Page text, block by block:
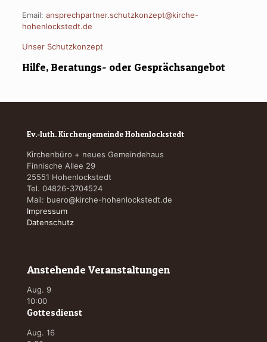
Email: ansprechpartner.schutzkonzept@kirche-
hohenlockstedt.de
Unser Schutzkonzept
Hilfe, Beratungs- oder Gesprächsangebot
Ev.-luth. Kirchengemeinde Hohenlockstedt
Kirchenbüro + neues Gemeindehaus
Finnische Allee 29
25551 Hohenlockstedt
Tel. 04826-3704524
Mail: buero@kirche-hohenlockstedt.de
Impressum
Datenschutz
Anstehende Veranstaltungen
Aug. 9
10:00
Gottesdienst
Aug. 16